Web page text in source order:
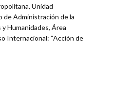
Unidad
de Administración de la
Humanidades, Área
Internacional: “Acción de